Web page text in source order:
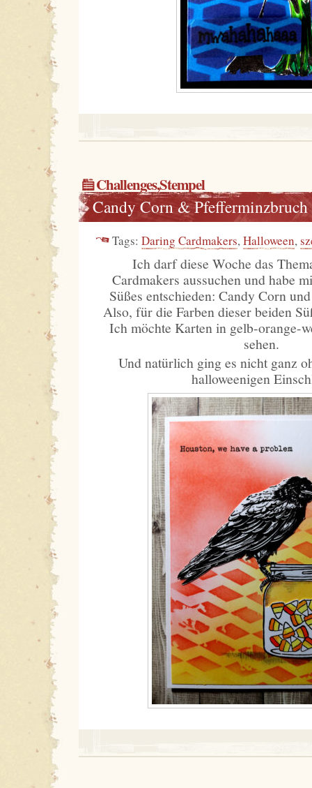
Challenges,Stempel
Candy Corn & Pfefferminzbruch
Tags: Daring Cardmakers, Halloween,
Ich darf diese Woche das
Cardmakers aussuchen und habe
Süßes entschieden: Candy Corn
Also, für die Farben dieser beiden
Ich möchte Karten in gelb-orange-
sehen.
Und natürlich ging es nicht ganz
halloweenigen